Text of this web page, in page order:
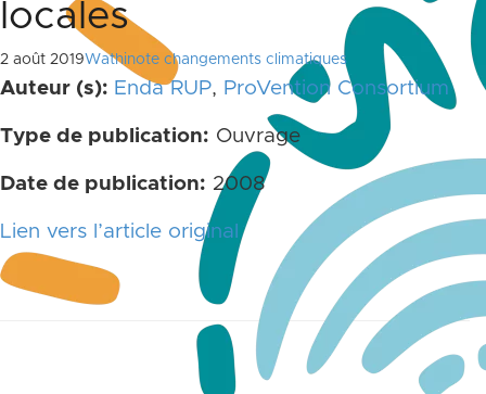
locales
2 août 2019Wathinote changements climatiques
Auteur (s): Enda RUP, ProVention Consortium
Type de publication: Ouvrage
Date de publication: 2008
Lien vers l’article original